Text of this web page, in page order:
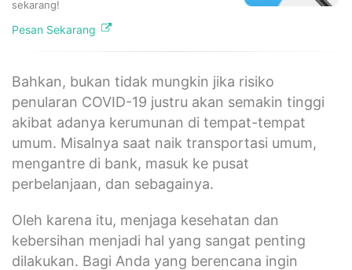
sekarang!
Pesan Sekarang
Bahkan, bukan tidak mungkin jika risiko
penularan COVID-19 justru akan semakin tinggi
akibat adanya kerumunan di tempat-tempat
umum. Misalnya saat naik transportasi umum,
mengantre di bank, masuk ke pusat
perbelanjaan, dan sebagainya.
Oleh karena itu, menjaga kesehatan dan
kebersihan menjadi hal yang sangat penting
dilakukan. Bagi Anda yang berencana ingin